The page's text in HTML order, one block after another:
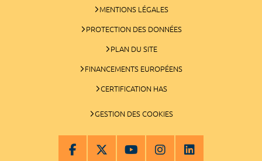
MENTIONS LÉGALES
PROTECTION DES DONNÉES
PLAN DU SITE
FINANCEMENTS EUROPÉENS
CERTIFICATION HAS
GESTION DES COOKIES